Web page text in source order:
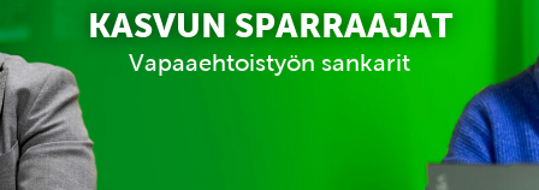
KASVUN SPARRAAJAT
Vapaaehtoistyön sankarit